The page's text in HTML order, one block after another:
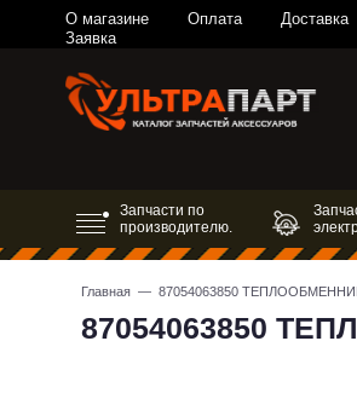
О магазине Оплата Доставка
Заявка
Запчасти по
производителю.
Главная — 87054063850 ТЕПЛООБМЕННИК
87054063850